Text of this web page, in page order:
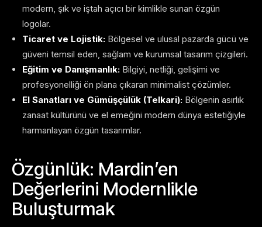
modern, şık ve iştah açıcı bir kimlikle sunan özgün
logolar.
Ticaret ve Lojistik: Bölgesel ve ulusal pazarda gücü ve
güveni temsil eden, sağlam ve kurumsal tasarım çizgileri.
Eğitim ve Danışmanlık: Bilgiyi, netliği, gelişimi ve
profesyonelliği ön plana çıkaran minimalist çözümler.
El Sanatları ve Gümüşçülük (Telkari): Bölgenin asırlık
zanaat kültürünü ve el emeğini modern dünya estetiğiyle
harmanlayan özgün tasarımlar.
Özgünlük: Mardin’en
Değerlerini Modernlikle
Buluşturmak